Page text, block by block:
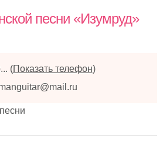
песни «Изумруд»
(Показать телефон)